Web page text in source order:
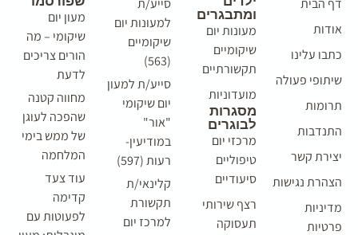
דף הבית
אודות
כתבו עלינו
שיתופי פעולה
תרומות
התנדבות
יצירת קשר
הצהרת נגישות
מדיניות
פרטיות
ומתבגרים
מעונות יום
שיקומיים
תקשורתיים
מועדוניות
מסגרות
לבוגרים
מרכזי יום
טיפוליים
סיעודיים
רצף שירותי
תעסוקה
סייע/ת
למעונות יום
שיקומיים
סייע/ת למעון
יום שיקומי
"אור"
במודיעין-
רעות (597)
קלינאי/ת
תקשורת
למרכז יום
מעון יום
שיקומי – מה
הורים צריכים
לדעת
מחווה קטנה
שהפכה לעוגן
של ממש בימי
המלחמה
עוד צעד
קדימה
לפעוטות עם